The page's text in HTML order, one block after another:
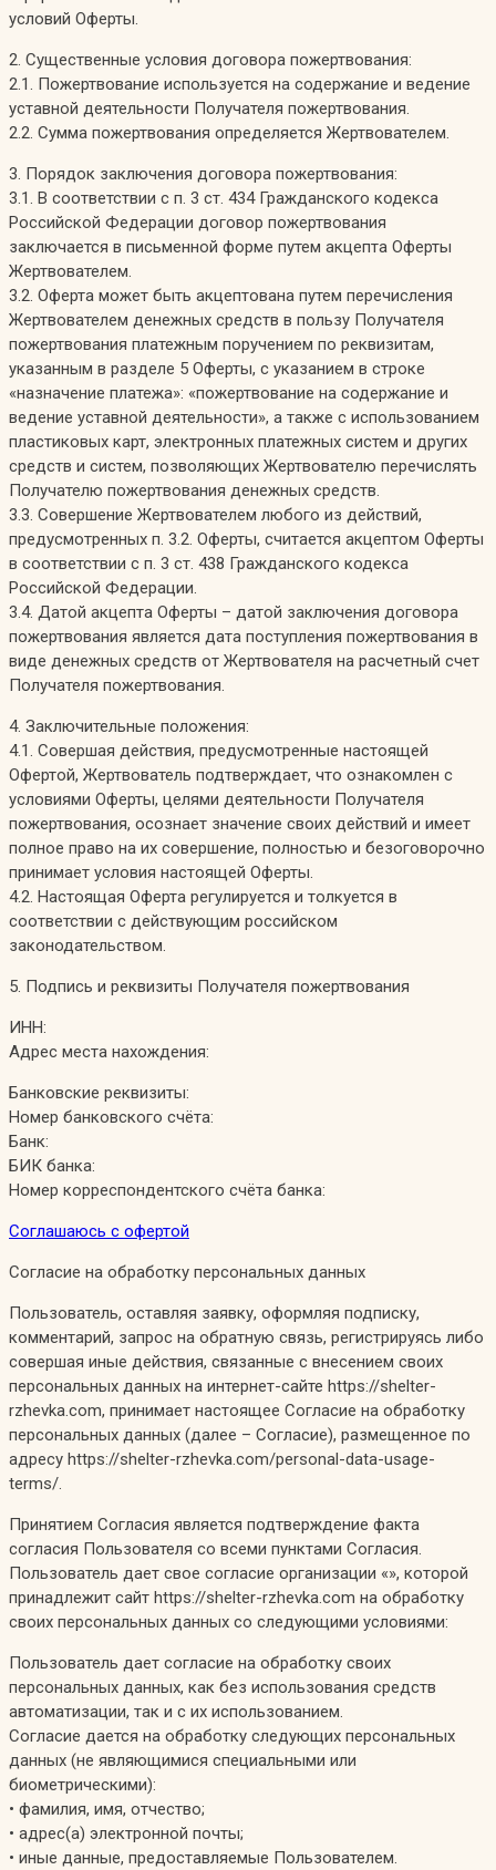
условий Оферты.
2. Существенные условия договора пожертвования:
2.1. Пожертвование используется на содержание и ведение
уставной деятельности Получателя пожертвования.
2.2. Сумма пожертвования определяется Жертвователем.
3. Порядок заключения договора пожертвования:
3.1. В соответствии с п. 3 ст. 434 Гражданского кодекса
Российской Федерации договор пожертвования
заключается в письменной форме путем акцепта Оферты
Жертвователем.
3.2. Оферта может быть акцептована путем перечисления
Жертвователем денежных средств в пользу Получателя
пожертвования платежным поручением по реквизитам,
указанным в разделе 5 Оферты, с указанием в строке
«назначение платежа»: «пожертвование на содержание и
ведение уставной деятельности», а также с использованием
пластиковых карт, электронных платежных систем и других
средств и систем, позволяющих Жертвователю перечислять
Получателю пожертвования денежных средств.
3.3. Совершение Жертвователем любого из действий,
предусмотренных п. 3.2. Оферты, считается акцептом Оферты
в соответствии с п. 3 ст. 438 Гражданского кодекса
Российской Федерации.
3.4. Датой акцепта Оферты – датой заключения договора
пожертвования является дата поступления пожертвования в
виде денежных средств от Жертвователя на расчетный счет
Получателя пожертвования.
4. Заключительные положения:
4.1. Совершая действия, предусмотренные настоящей
Офертой, Жертвователь подтверждает, что ознакомлен с
условиями Оферты, целями деятельности Получателя
пожертвования, осознает значение своих действий и имеет
полное право на их совершение, полностью и безоговорочно
принимает условия настоящей Оферты.
4.2. Настоящая Оферта регулируется и толкуется в
соответствии с действующим российском
законодательством.
5. Подпись и реквизиты Получателя пожертвования
ИНН:
Адрес места нахождения:
Банковские реквизиты:
Номер банковского счёта:
Банк:
БИК банка:
Номер корреспондентского счёта банка:
Соглашаюсь с офертой
Согласие на обработку персональных данных
Пользователь, оставляя заявку, оформляя подписку,
комментарий, запрос на обратную связь, регистрируясь либо
совершая иные действия, связанные с внесением своих
персональных данных на интернет-сайте https://shelter-
rzhevka.com, принимает настоящее Согласие на обработку
персональных данных (далее – Согласие), размещенное по
адресу https://shelter-rzhevka.com/personal-data-usage-
terms/.
Принятием Согласия является подтверждение факта
согласия Пользователя со всеми пунктами Согласия.
Пользователь дает свое согласие организации «», которой
принадлежит сайт https://shelter-rzhevka.com на обработку
своих персональных данных со следующими условиями:
Пользователь дает согласие на обработку своих
персональных данных, как без использования средств
автоматизации, так и с их использованием.
Согласие дается на обработку следующих персональных
данных (не являющимися специальными или
биометрическими):
• фамилия, имя, отчество;
• адрес(а) электронной почты;
• иные данные, предоставляемые Пользователем.